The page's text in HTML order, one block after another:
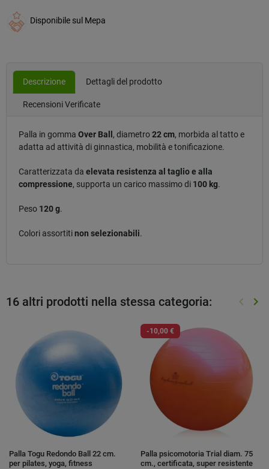
Disponibile sul Mepa
Descrizione Dettagli del prodotto
Recensioni Verificate
Palla in gomma Over Ball , diametro22 cm, morbida al tatto e
adatta ad attività di ginnastica, mobilità e tonificazione.
Caratterizzata da elevata resistenza al taglio e alla
compressione, supporta un carico massimo di 100 kg.
Peso 120 g.
Colori assortitinon selezionabili.
16 altri prodotti nella stessa categoria: keyboard_arrow_left keyboard_arrow_right
Palla Togu Redondo Ball 22 cm.
per pilates, yoga, fitness
-10,00 €
Palla psicomotoria Trial diam. 75
cm., certificata, super resistente